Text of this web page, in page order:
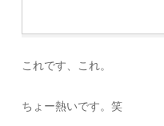
これです、これ。
ちょー熱いです。笑